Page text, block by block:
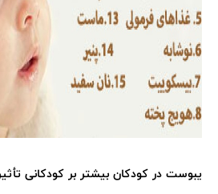
یبوست در کودکان بیشتر بر کودکانی